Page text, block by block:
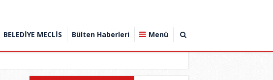
BELEDİYE MECLİS Bülten Haberleri Menü